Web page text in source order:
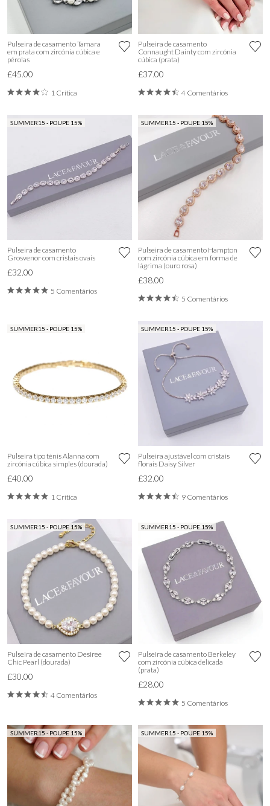
Pulseira de casamento Tamara
em prata com zircónia cúbica e
pérolas
£45.00
1 Crítica
Pulseira de casamento
Connaught Dainty com zircónia
cúbica (prata)
£37.00
4 Comentários
SUMMER15 - POUPE 15%
Pulseira de casamento
Grosvenor com cristais ovais
£32.00
5 Comentários
SUMMER15 - POUPE 15%
Pulseira de casamento Hampton
com zircónia cúbica em forma de
lágrima (ouro rosa)
£38.00
5 Comentários
SUMMER15 - POUPE 15%
Pulseira tipo ténis Alanna com
zircónia cúbica simples (dourada)
£40.00
1 Crítica
SUMMER15 - POUPE 15%
Pulseira ajustável com cristais
florais Daisy Silver
£32.00
9 Comentários
SUMMER15 - POUPE 15%
Pulseira de casamento Desiree
Chic Pearl (dourada)
£30.00
4 Comentários
SUMMER15 - POUPE 15%
Pulseira de casamento Berkeley
com zircónia cúbica delicada
(prata)
£28.00
5 Comentários
SUMMER15 - POUPE 15% SUMMER15 - POUPE 15%